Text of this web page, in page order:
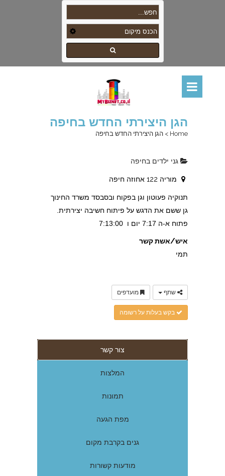
הגן היצירתי החדש בחיפה
Home
> הגן היצירתי החדש בחיפה
גני ילדים בחיפה
מוריה 122 אחוזה חיפה
תנוקיה פעוטון וגן בפקוח ובסבסד משרד החינוך
גן ששם את הדגש על פיתוח חשיבה יצירתית.
פתוח א-ה 7:17 יום ו 7:13:00
איש/אשת קשר
תמי
שתף מועדפים
בקש בעלות על רשומה
צור קשר
המלצות
תמונות
מפת הגעה
גנים בקרבת מקום
מודעות קשורות